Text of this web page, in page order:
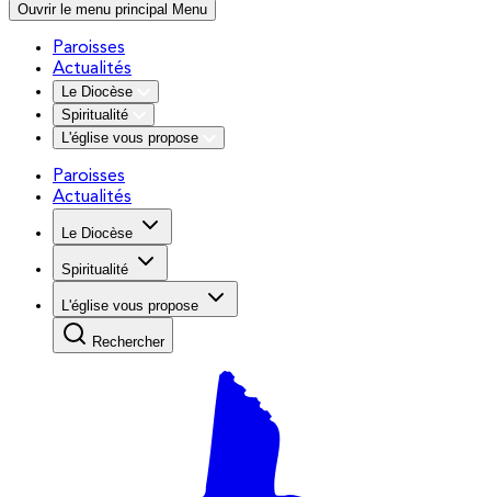
Ouvrir le menu principal Menu
Paroisses
Actualités
Le Diocèse
Spiritualité
L'église vous propose
Paroisses
Actualités
Le Diocèse
Spiritualité
L'église vous propose
Rechercher